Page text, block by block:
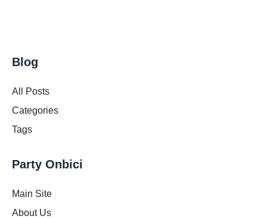
Blog
All Posts
Categories
Tags
Party Onbici
Main Site
About Us